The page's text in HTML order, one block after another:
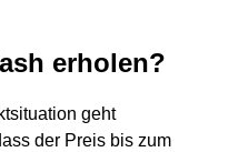
erholen?
geht
der Preis bis zum